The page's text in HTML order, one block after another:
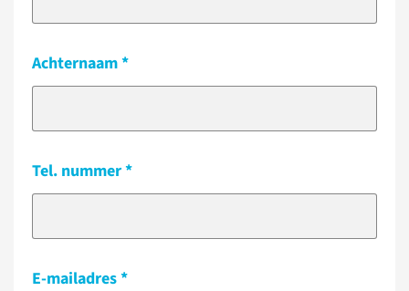
Achternaam
Tel. nummer
E-mailadres